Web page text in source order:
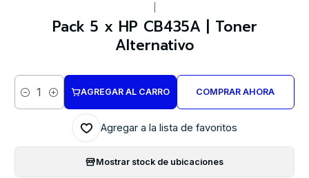
Pack 5 x HP CB435A | Toner
Alternativo
Cantidad
AGREGAR AL CARRO COMPRAR AHORA
Agregar a la lista de favoritos
Mostrar stock de ubicaciones